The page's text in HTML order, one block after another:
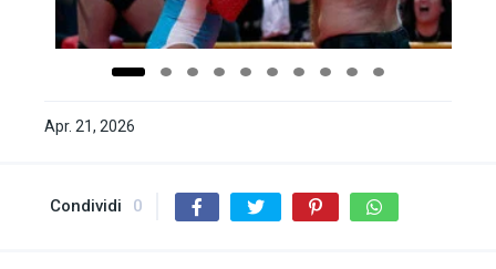
Apr. 21, 2026
Condividi 0